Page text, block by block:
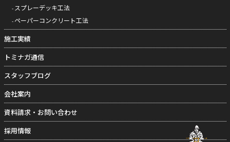
スプレーデッキ工法
ペーパーコンクリート工法
施工実績
トミナガ通信
スタッフブログ
会社案内
資料請求・お問い合わせ
採用情報